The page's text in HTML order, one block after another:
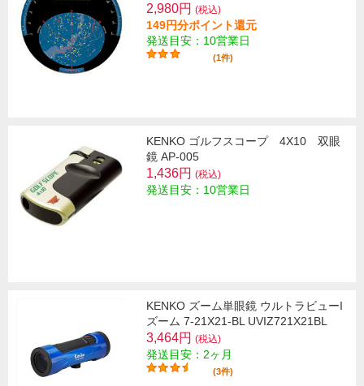
2,980円 (税込)
149円分ポイント還元
発送目安：10営業日
(1件)
KENKO ゴルフスコープ 4X10 双眼
鏡 AP-005
1,436円 (税込)
発送目安：10営業日
KENKO ズーム単眼鏡 ウルトラビューI
ズーム 7-21X21-BL UVIZ721X21BL
3,464円 (税込)
発送目安：2ヶ月
(3件)